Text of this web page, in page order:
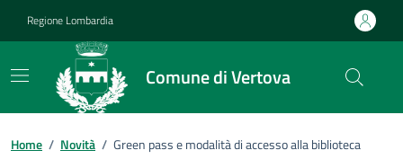
Regione Lombardia
Comune di Vertova
Home / Novità / Green pass e modalità di accesso alla biblioteca